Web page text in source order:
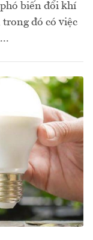
biến đổi khí
đó có việc